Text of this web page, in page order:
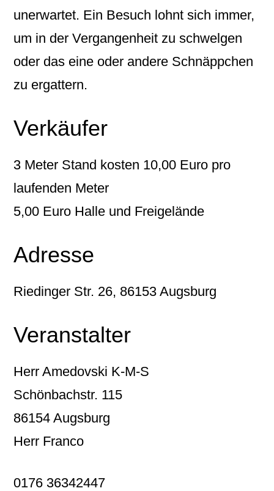
unerwartet. Ein Besuch lohnt sich immer,
um in der Vergangenheit zu schwelgen
oder das eine oder andere Schnäppchen
zu ergattern.
Verkäufer
3 Meter Stand kosten 10,00 Euro pro
laufenden Meter
5,00 Euro Halle und Freigelände
Adresse
Riedinger Str. 26, 86153 Augsburg
Veranstalter
Herr Amedovski K-M-S
Schönbachstr. 115
86154 Augsburg
Herr Franco
0176 36342447